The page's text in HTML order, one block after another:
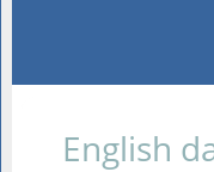
English